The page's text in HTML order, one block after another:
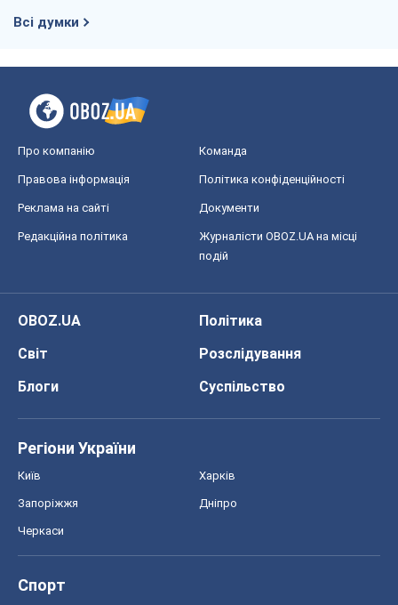
Всі думки
Про компанію Команда
Правова інформація Політика конфіденційності
Реклама на сайті Документи
Редакційна політика
Журналісти OBOZ.UA на місці
подій
OBOZ.UA
Політика
Світ
Розслідування
Блоги
Суспільство
Регіони України
Київ Харків
Запоріжжя Дніпро
Черкаси
Спорт